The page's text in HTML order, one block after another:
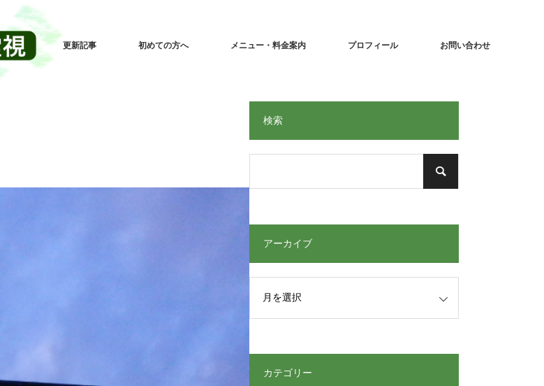
更新記事 初めての方へ メニュー・料金案内 プロフィール お問い合わせ
検索
アーカイブ
カテゴリー